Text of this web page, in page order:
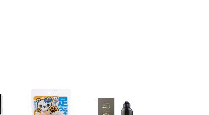
內，如未前往確認交易或遇審核未通過，訂單將自動取
MONEY」等通路繳費。
NT$899(含以上)免運費